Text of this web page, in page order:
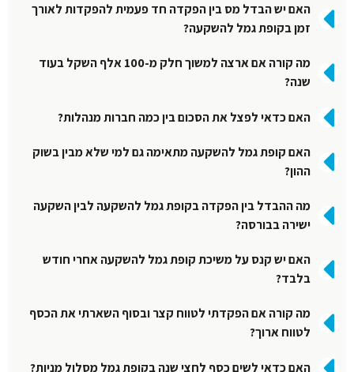
האם יש הבדל מס בין הפקדה חד פעמית להפקדות לאורך
זמן בקופת גמל להשקעה?
מה קורה אם ארצה למשוך חלק מ-100 אלף השקל בעוד
שנה?
האם כדאי לפצל את הסכום בין כמה חברות מנהלות?
האם קופת גמל להשקעה מתאימה גם למי שלא מבין בשוק
ההון?
מה ההבדל בין הפקדה בקופת גמל להשקעה לבין השקעה
ישירה בבורסה?
האם יש קנס על משיכת קופת גמל להשקעה אחרי חודש
בלבד?
מה קורה אם הפקדתי לטווח קצר ובסוף השארתי את הכסף
לטווח ארוך?
האם כדאי לשים כסף לחצי שנה בקופת גמל מסלול מניות?